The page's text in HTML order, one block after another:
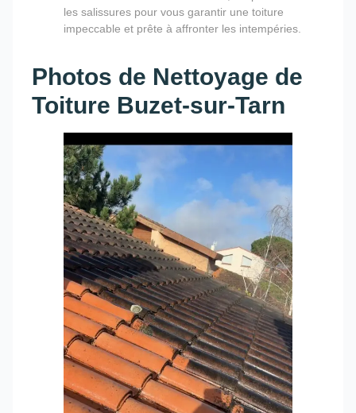
les salissures pour vous garantir une toiture
impeccable et prête à affronter les intempéries.
Photos de Nettoyage de
Toiture Buzet-sur-Tarn